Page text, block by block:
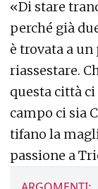
«Di stare
perché già
è trovata a un
riassestare.
questa città
campo ci sia
tifano la
passione a